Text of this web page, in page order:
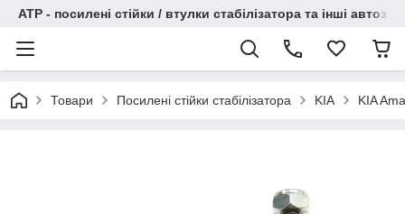
АТР - посилені стійки / втулки стабілізатора та інші
Товари Посилені стійки стабілізатора KIA KIA